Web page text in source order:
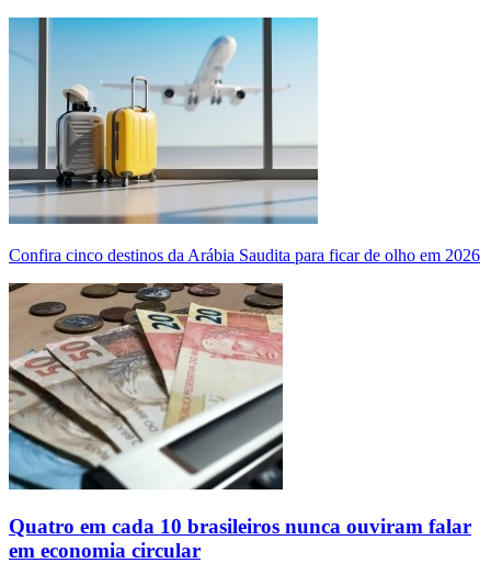
Confira cinco destinos da Arábia Saudita para ficar de olho em 2026
Quatro em cada 10 brasileiros nunca ouviram falar
em economia circular